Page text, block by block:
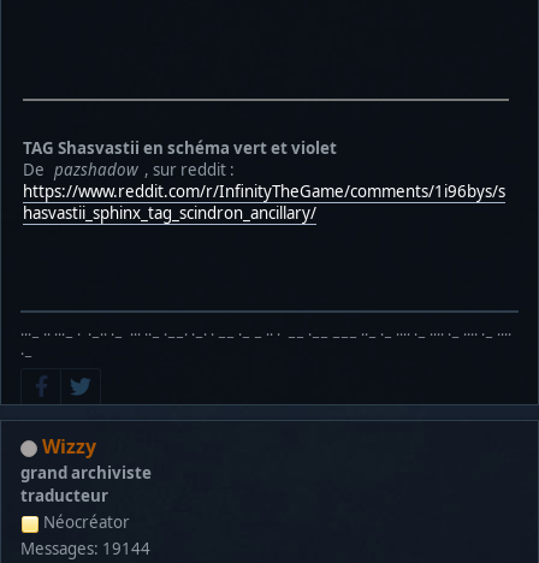
TAG Shasvastii en schéma vert et violet
De pazshadow , sur reddit :
https://www.reddit.com/r/InfinityTheGame/comments/1i96bys/s
hasvastii_sphinx_tag_scindron_ancillary/
···− ·· ···− · ·−·· ·− ··· ··− ·−−· ·−· · −− ·− − ·· · −− ·−− −−− ··− ·− ···· ·− ···· ·− ···· ·− ····
·−
Wizzy
grand archiviste
traducteur
Néocréator
Messages: 19144